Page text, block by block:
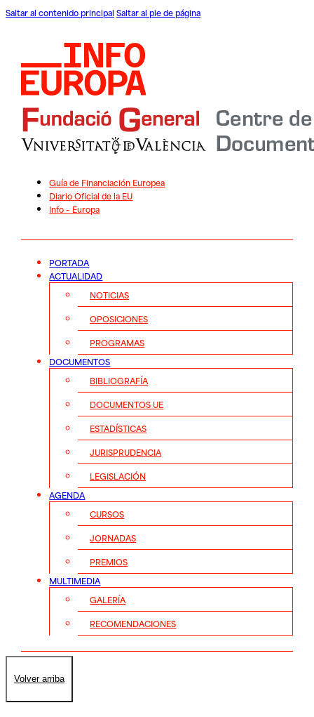
Saltar al contenido principal Saltar al pie de página
Guía de Financiación Europea
Diario Oficial de la EU
Info – Europa
PORTADA
ACTUALIDAD
NOTICIAS
OPOSICIONES
PROGRAMAS
DOCUMENTOS
BIBLIOGRAFÍA
DOCUMENTOS UE
ESTADÍSTICAS
JURISPRUDENCIA
LEGISLACIÓN
AGENDA
CURSOS
JORNADAS
PREMIOS
MULTIMEDIA
GALERÍA
RECOMENDACIONES
Volver arriba